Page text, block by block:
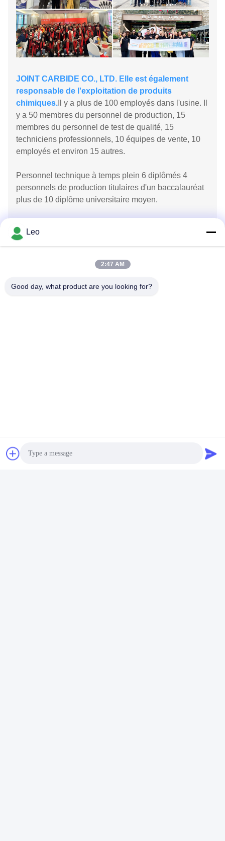
JOINT CARBIDE CO., LTD. Elle est également
responsable de l'exploitation de produits
chimiques. Il y a plus de 100 employés dans l'usine. Il
y a 50 membres du personnel de production, 15
membres du personnel de test de qualité, 15
techniciens professionnels, 10 équipes de vente, 10
employés et environ 15 autres.
Personnel technique à temps plein 6 diplômés 4
personnels de production titulaires d'un baccalauréat
plus de 10 diplôme universitaire moyen.
cinq ventes à l'étranger cinq maîtrisant l'anglais,
l'espagnol, le coréen, etc.
Leo
2:47 AM
Good day, what product are you looking for?